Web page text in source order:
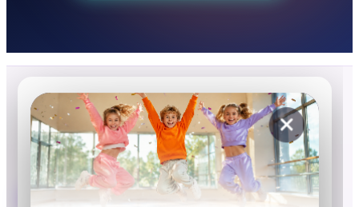
Cosmo Dance
Школа танцев в Санкт-Петербурге для
детей и взрослых. 11 лет,
25+ направлений, 4 филиала.
Записаться на пробное занятие